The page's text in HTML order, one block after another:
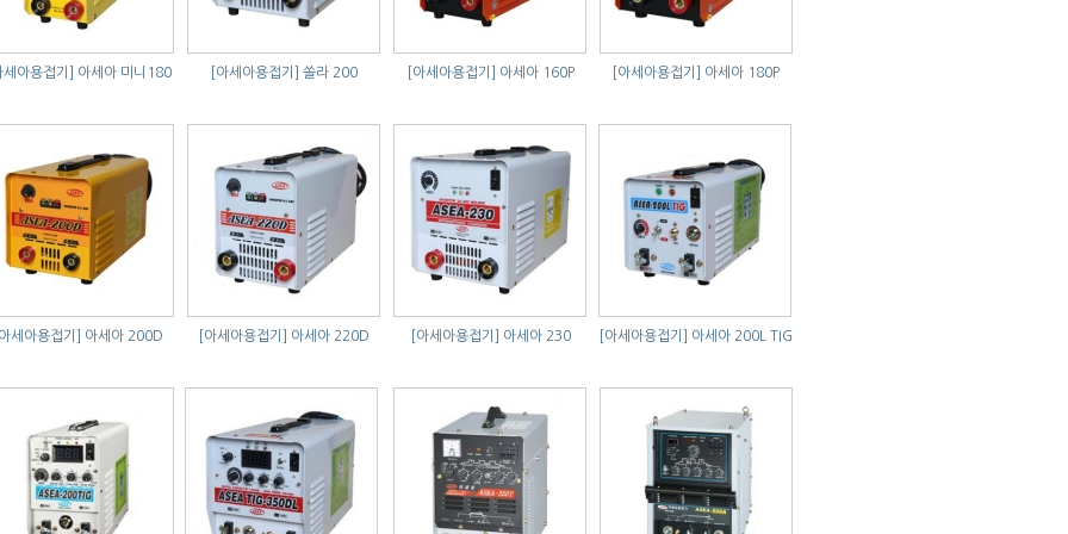
아용접기] 아세아 미니180 [아세아용접기] 쏠라 200 [아세아용접기] 아세아 160P [아세아용접기] 아세아 180P
세아용접기] 아세아 200D [아세아용접기] 아세아 220D [아세아용접기] 아세아 230 [아세아용접기] 아세아 200L TIG